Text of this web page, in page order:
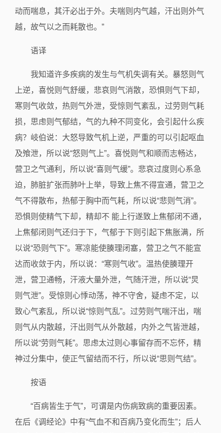
动而喘息，其汗必出于外。夫喘则内气越，汗出则外气
越，故气以之而耗散也。”
语译
我知道许多疾病的发生与气机失调有关。暴怒则气
上逆，喜悦则气舒缓，悲哀则气消散，恐惧则气下却，
寒则气收敛，热则气外泄，受惊则气紊乱，过劳则气耗
损，思虑则气郁结，气的九种不同变化，会引起什么疾
病？岐伯说：大怒导致气机上逆，严重的可以引起呕血
及飧泄，所以说“怒则气上”。喜悦则气和顺而志畅达，
营卫之气通利，所以说“喜则气缓”。悲哀过度则心系急
迫，肺脏扩张而肺叶上举，导致上焦不得宣通，营卫之
气不得散布，热郁于胸中而气耗，所以说“悲则气消”。
恐惧则使精气下却，精却不 能上行遂致上焦郁闭不通，
上焦郁闭则气还归于下，气郁于下则引起下焦胀满，所
以说“恐则气下”。寒凉能使腠理闭塞，营卫之气不能宣
达而收敛于内，所以说：“寒则气收”。温热使腠理开
泄，营卫通畅，汗液大量外泄，气随汗泄，所以说“炅
则气泄”。受惊则心悸动荡，神不守舍，疑虑不定，以
致心气紊乱，所以说“惊则气乱”。过劳则气喘汗出，喘
则气从内散越，汗出则气从外散越，内外之气皆泄越，
所以说“劳则气耗”。思虑太过则心事留存而不忘怀，精
神过分集中，使正气留结而不行，所以说“思则气结”。
按语
“百病皆生于气”，可谓是内伤病致病的重要因素。
在后《调经论》中有“气血不和百病乃变化而生”；后人